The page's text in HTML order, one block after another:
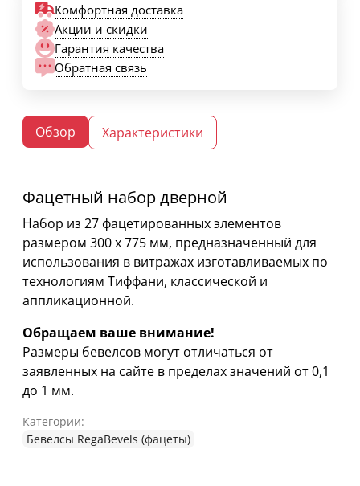
Комфортная доставка
Акции и скидки
Гарантия качества
Обратная связь
Обзор Характеристики
Фацетный набор дверной
Набор из 27 фацетированных элементов
размером 300 х 775 мм, предназначенный для
использования в витражах изготавливаемых по
технологиям Тиффани, классической и
аппликационной.
Обращаем ваше внимание!
Размеры бевелсов могут отличаться от
заявленных на сайте в пределах значений от 0,1
до 1 мм.
Категории:
Бевелсы RegaBevels (фацеты)